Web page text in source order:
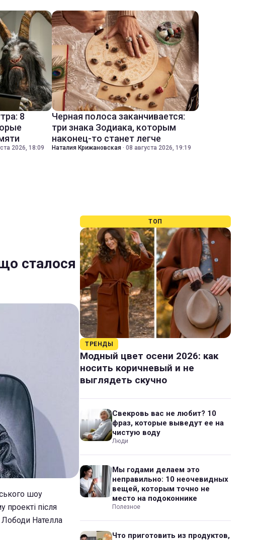
8
2026, 18:09
Черная полоса заканчивается:
три знака Зодиака, которым
наконец-то станет легче
Наталия Крижановская · 08 августа 2026, 19:19
сталося
шоу
проекті після
Нателла
ТОП
ТРЕНДЫ
Модный цвет осени 2026: как
носить коричневый и не
выглядеть скучно
Свекровь вас не любит? 10
фраз, которые выведут ее на
чистую воду
Люди
Мы годами делаем это
неправильно: 10 неочевидных
вещей, которым точно не
место на подоконнике
Полезное
Что приготовить из продуктов,